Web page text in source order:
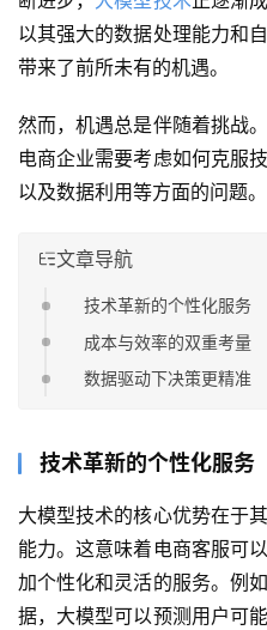
以其强大的数据处理能力和
带来了前所未有的机遇。
然而，机遇总是伴随着挑战
电商企业需要考虑如何克服
以及数据利用等方面的问题。
文章导航
技术革新的个性化服务
成本与效率的双重考量
数据驱动下决策更精准
技术革新的个性化服务
大模型技术的核心优势在于
能力。这意味着电商客服可
加个性化和灵活的服务。例
据，大模型可以预测用户可